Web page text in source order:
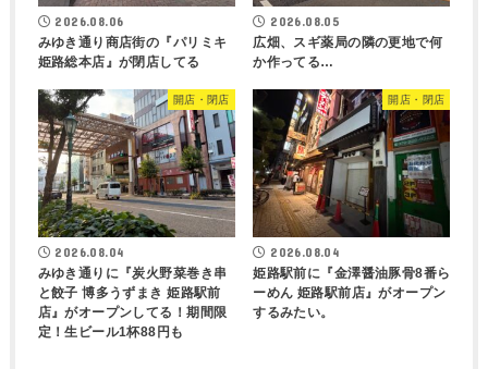
2026.08.06
みゆき通り商店街の『パリミキ
姫路総本店』が閉店してる
2026.08.05
広畑、スギ薬局の隣の更地で何
か作ってる…
開店・閉店
2026.08.04
みゆき通りに『炭火野菜巻き串
と餃子 博多うずまき 姫路駅前
店』がオープンしてる！期間限
定！生ビール1杯88円も
開店・閉店
2026.08.04
姫路駅前に『金澤醤油豚骨8番ら
ーめん 姫路駅前店』がオープン
するみたい。